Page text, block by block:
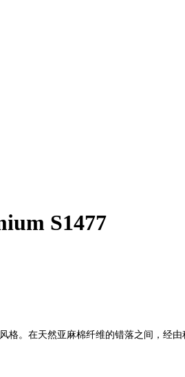
S1477
。在天然亚麻棉纤维的错落之间，经